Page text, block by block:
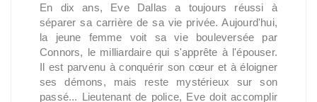
En dix ans, Eve Dallas a toujours réussi à
séparer sa carrière de sa vie privée. Aujourd'hui,
la jeune femme voit sa vie bouleversée par
Connors, le milliardaire qui s'apprête à l'épouser.
Il est parvenu à conquérir son cœur et à éloigner
ses démons, mais reste mystérieux sur son
passé... Lieutenant de police, Eve doit accomplir